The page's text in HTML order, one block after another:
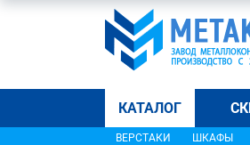
КАТАЛОГ
ВЕРСТАКИ ШКАФЫ